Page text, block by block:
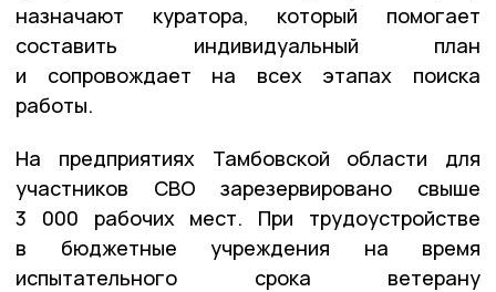
назначают куратора, который помогает
составить индивидуальный план
и сопровождает на всех этапах поиска
работы.
На предприятиях Тамбовской области для
участников СВО зарезервировано свыше
3 000 рабочих мест. При трудоустройстве
в бюджетные учреждения на время
испытательного срока ветерану